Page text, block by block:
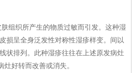
织所产生的物质过敏而引发。这种湿
损呈全身泛发性对称性湿疹样变。间以
状排列。此种湿疹往往在上述原发病灶
好转而改善或消失。